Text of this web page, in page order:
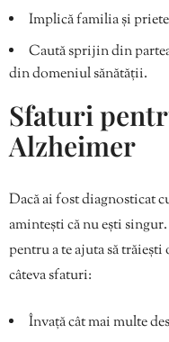
Implică familia și
Caută sprijin din
din domeniul sănătății.
Sfaturi
Alzheimer
Dacă ai fost diagnosticat
amintești că nu ești
pentru a te ajuta să
câteva sfaturi:
Învață cât mai multe